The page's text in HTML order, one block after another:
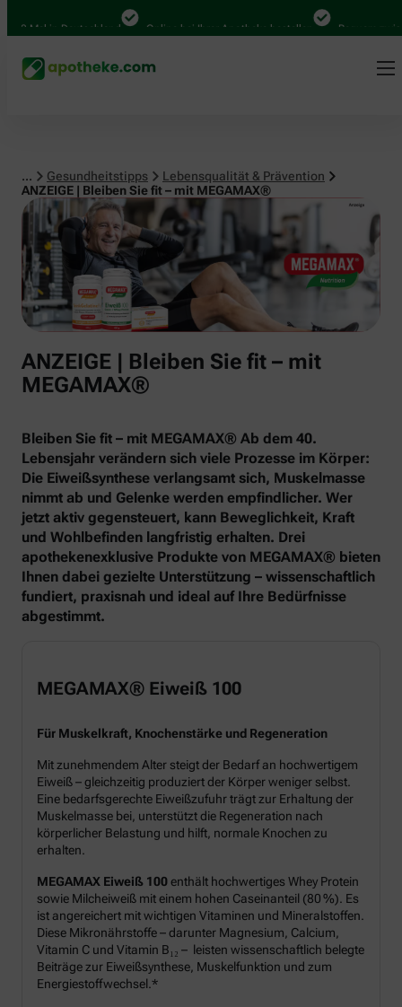
in Deutschland Online bei Ihrer Apotheke bestellen Bequem
... Gesundheitstipps
Lebensqualität & Prävention
ANZEIGE | Bleiben Sie fit – mit MEGAMAX®
Lebensqualität & Prävention
ANZEIGE | Bleiben Sie fit – mit
MEGAMAX®
Bleiben Sie fit – mit MEGAMAX® Ab dem 40.
Lebensjahr verändern sich viele Prozesse im Körper:
Die Eiweißsynthese verlangsamt sich, Muskelmasse
nimmt ab und Gelenke werden empfindlicher. Wer
jetzt aktiv gegensteuert, kann Beweglichkeit, Kraft
und Wohlbefinden langfristig erhalten. Drei
apothekenexklusive Produkte von MEGAMAX® bieten
Ihnen dabei gezielte Unterstützung – wissenschaftlich
fundiert, praxisnah und ideal auf Ihre Bedürfnisse
abgestimmt.
MEGAMAX® Eiweiß 100
Für Muskelkraft, Knochenstärke und Regeneration
Mit zunehmendem Alter steigt der Bedarf an hochwertigem
Eiweiß – gleichzeitig produziert der Körper weniger selbst.
Eine bedarfsgerechte Eiweißzufuhr trägt zur Erhaltung der
Muskelmasse bei, unterstützt die Regeneration nach
körperlicher Belastung und hilft, normale Knochen zu
erhalten.
MEGAMAX Eiweiß 100enthält hochwertiges Whey Protein
sowie Milcheiweiß mit einem hohen Caseinanteil (80 %). Es
ist angereichert mit wichtigen Vitaminen und Mineralstoffen.
Diese Mikronährstoffe – darunter Magnesium, Calcium,
Vitamin C und Vitamin B₁₂ – leisten wissenschaftlich belegte
Beiträge zur Eiweißsynthese, Muskelfunktion und zum
Energiestoffwechsel.*